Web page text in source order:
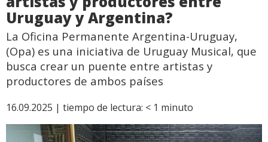
Uruguay y Argentina?
La Oficina Permanente Argentina-Uruguay,
(Opa) es una iniciativa de Uruguay Musical, que
busca crear un puente entre artistas y
productores de ambos países
16.09.2025 | tiempo de lectura: < 1 minuto